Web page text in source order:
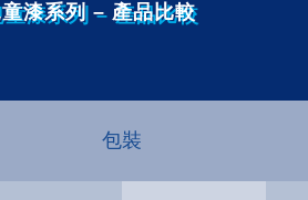
漆系列 – 產品比較
包裝